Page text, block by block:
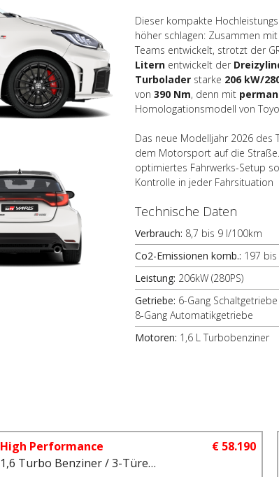
Dieser kompakte
höher schlagen: Zusammen mit
Teams entwickelt, strotzt der
Litern entwickelt der
Turbolader starke 206 kW/
von 390 Nm, denn mit
Homologationsmodell von
Das neue Modelljahr 2026 des
dem Motorsport auf die
optimiertes Fahrwerks-Setup
Kontrolle in jeder Fahrsituation
Technische Daten
Verbrauch: 8,7 bis 9 l/100km
Co2-Emissionen komb.: 197
Leistung: 206kW (280PS)
Getriebe: 6-Gang Schaltgetriebe
8-Gang Automatikgetriebe
Motoren: 1,6 L Turbobenziner
High Performance
1,6 Turbo Benziner / 3-Türer / 6-Gang-Schaltgetriebe
€ 58.190